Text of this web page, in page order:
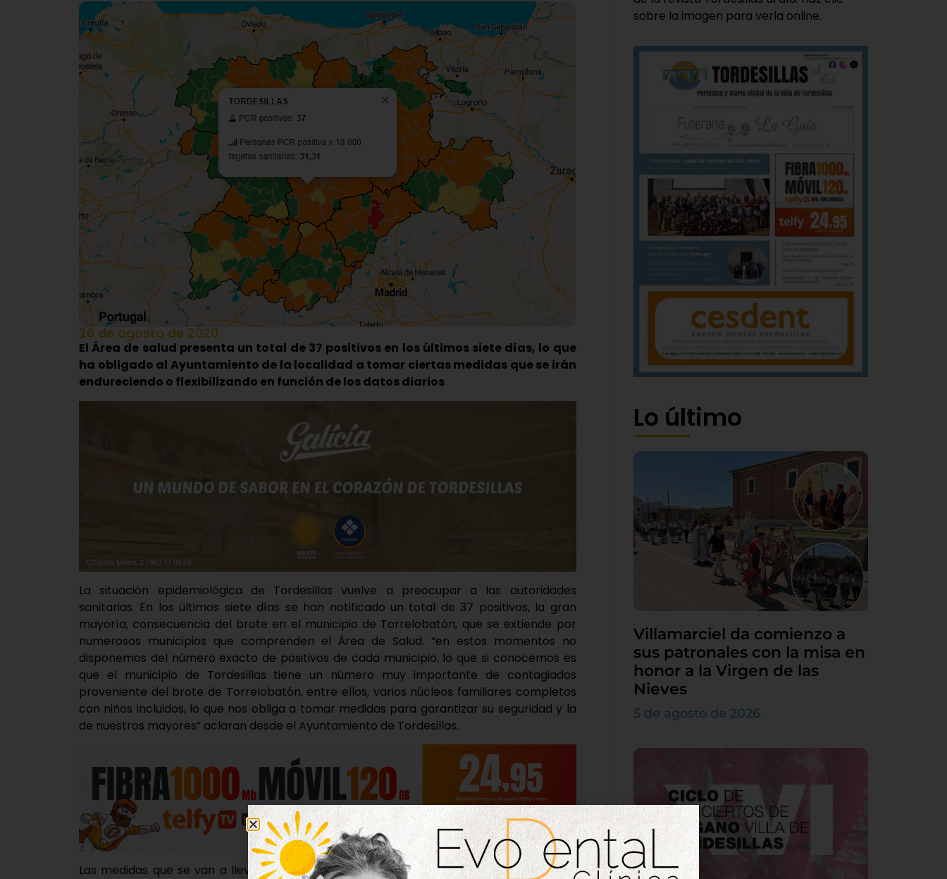
26 de agosto de 2020
El Área de salud presenta un total de 37 positivos en los últimos siete días, lo que
ha obligado al Ayuntamiento de la localidad a tomar ciertas medidas que se irán
endureciendo o flexibilizando en función de los datos diarios
La situación epidemiológica de Tordesillas vuelve a preocupar a las autoridades
sanitarias. En los últimos siete días se han notificado un total de 37 positivos, la gran
mayoría, consecuencia del brote en el municipio de Torrelobatón, que se extiende por
numerosos municipios que comprenden el Área de Salud. “en estos momentos no
disponemos del número exacto de positivos de cada municipio, lo que si conocemos es
que el municipio de Tordesillas tiene un número muy importante de contagiados
proveniente del brote de Torrelobatón, entre ellos, varios núcleos familiares completos
con niños incluidos, lo que nos obliga a tomar medidas para garantizar su seguridad y la
de nuestros mayores” aclaran desde el Ayuntamiento de Tordesillas.
Las medidas que se van a llevar a cabo son : No autorizar la instalación de puestos de
sobre la imagen para verla online.
Lo último
Villamarciel da comienzo a
sus patronales con la misa en
honor a la Virgen de las
Nieves
5 de agosto de 2026